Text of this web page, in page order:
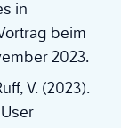
in
beim
2023.
V. (2023).